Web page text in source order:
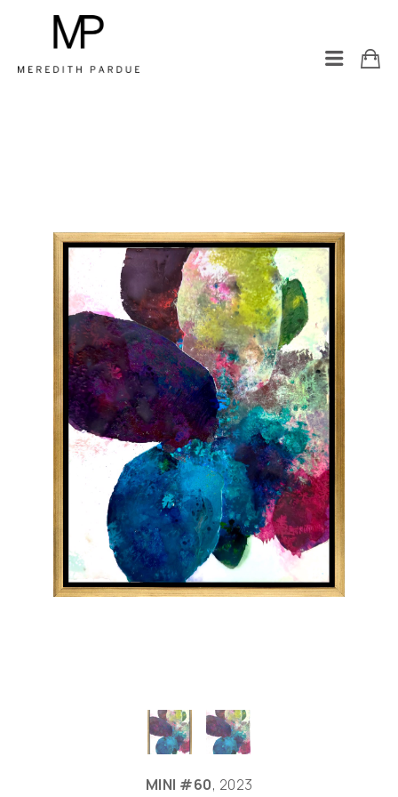
MINI #60, 2023